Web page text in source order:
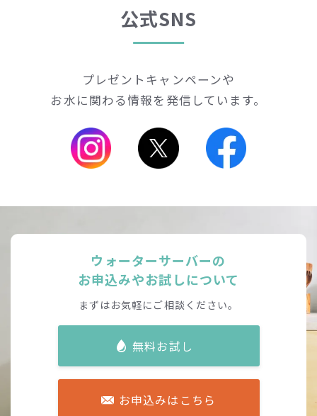
公式SNS
プレゼントキャンペーンや
お水に関わる情報を発信しています。
ウォーターサーバーの
お申込みやお試しについて
まずはお気軽にご相談ください。
無料お試し
お申込みはこちら